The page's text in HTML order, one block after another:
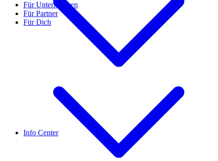
Info Center
Für Unternehmen
Für Partner
Für Dich